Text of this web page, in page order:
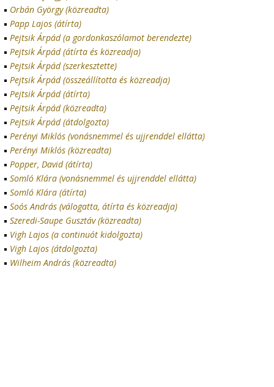
Orbán György (közreadta)
Papp Lajos (átírta)
Pejtsik Árpád (a gordonkaszólamot berendezte)
Pejtsik Árpád (átírta és közreadja)
Pejtsik Árpád (szerkesztette)
Pejtsik Árpád (összeállította és közreadja)
Pejtsik Árpád (átírta)
Pejtsik Árpád (közreadta)
Pejtsik Árpád (átdolgozta)
Perényi Miklós (vonásnemmel és ujjrenddel ellátta)
Perényi Miklós (közreadta)
Popper, David (átírta)
Somló Klára (vonásnemmel és ujjrenddel ellátta)
Somló Klára (átírta)
Soós András (válogatta, átírta és közreadja)
Szeredi-Saupe Gusztáv (közreadta)
Vigh Lajos (a continuót kidolgozta)
Vigh Lajos (átdolgozta)
Wilheim András (közreadta)